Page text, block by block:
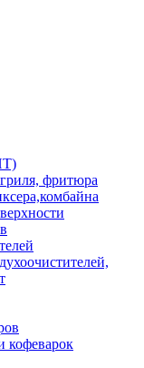
фритюра
кофеварок